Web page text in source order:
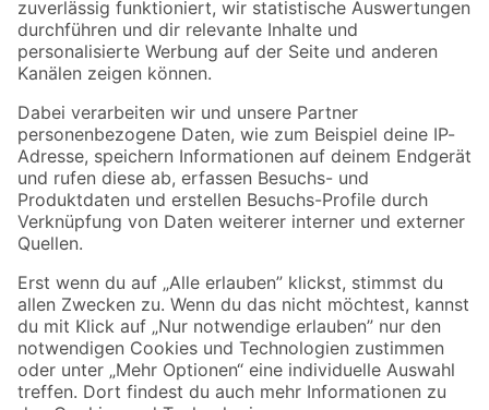
Zur Newsletter Anmeldung
Folge uns
Zahlungsarten Versandarten
Sicher einkaufen
Jetzt die toom-App herunterladen